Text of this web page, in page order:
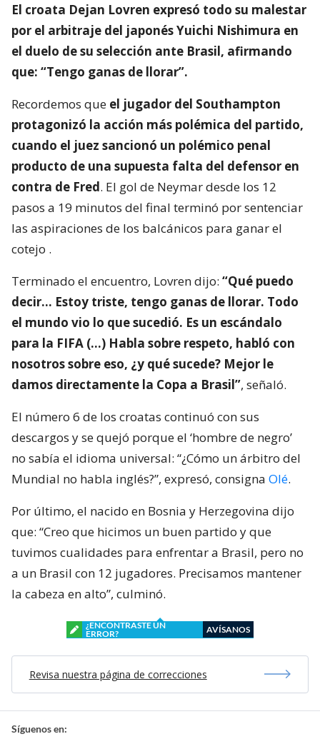
El croata Dejan Lovren expresó todo su malestar
por el arbitraje del japonés Yuichi Nishimura en
el duelo de su selección ante Brasil, afirmando
que: “Tengo ganas de llorar”.
Recordemos que el jugador del Southampton
protagonizó la acción más polémica del partido,
cuando el juez sancionó un polémico penal
producto de una supuesta falta del defensor en
contra de Fred. El gol de Neymar desde los 12
pasos a 19 minutos del final terminó por sentenciar
las aspiraciones de los balcánicos para ganar el
cotejo .
Terminado el encuentro, Lovren dijo: “Qué puedo
decir… Estoy triste, tengo ganas de llorar. Todo
el mundo vio lo que sucedió. Es un escándalo
para la FIFA (…) Habla sobre respeto, habló con
nosotros sobre eso, ¿y qué sucede? Mejor le
damos directamente la Copa a Brasil”, señaló.
El número 6 de los croatas continuó con sus
descargos y se quejó porque el ‘hombre de negro’
no sabía el idioma universal: “¿Cómo un árbitro del
Mundial no habla inglés?”, expresó, consigna Olé.
Por último, el nacido en Bosnia y Herzegovina dijo
que: “Creo que hicimos un buen partido y que
tuvimos cualidades para enfrentar a Brasil, pero no
a un Brasil con 12 jugadores. Precisamos mantener
la cabeza en alto”, culminó.
¿ENCONTRASTE UN
ERROR?
AVÍSANOS
Revisa nuestra página de correcciones
Síguenos en: